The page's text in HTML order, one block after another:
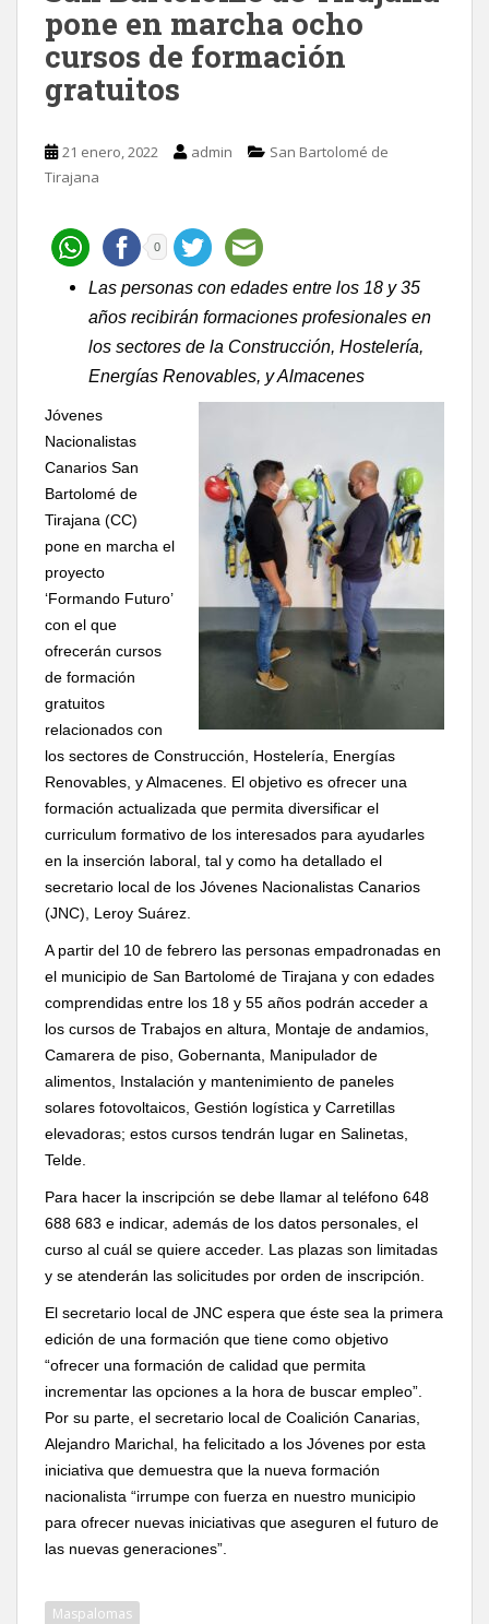
pone en marcha ocho
cursos de formación
gratuitos
21 enero, 2022 admin
San Bartolomé de
Tirajana
0
Las personas con edades entre los 18 y 35
años recibirán formaciones profesionales en
los sectores de la Construcción, Hostelería,
Energías Renovables, y Almacenes
Jóvenes
Nacionalistas
Canarios San
Bartolomé de
Tirajana (CC)
pone en marcha el
proyecto
‘Formando Futuro’
con el que
ofrecerán cursos
de formación
gratuitos
relacionados con
los sectores de Construcción, Hostelería, Energías
Renovables, y Almacenes. El objetivo es ofrecer una
formación actualizada que permita diversificar el
curriculum formativo de los interesados para ayudarles
en la inserción laboral, tal y como ha detallado el
secretario local de los Jóvenes Nacionalistas Canarios
(JNC), Leroy Suárez.
A partir del 10 de febrero las personas empadronadas en
el municipio de San Bartolomé de Tirajana y con edades
comprendidas entre los 18 y 55 años podrán acceder a
los cursos de Trabajos en altura, Montaje de andamios,
Camarera de piso, Gobernanta, Manipulador de
alimentos, Instalación y mantenimiento de paneles
solares fotovoltaicos, Gestión logística y Carretillas
elevadoras; estos cursos tendrán lugar en Salinetas,
Telde.
Para hacer la inscripción se debe llamar al teléfono 648
688 683 e indicar, además de los datos personales, el
curso al cuál se quiere acceder. Las plazas son limitadas
y se atenderán las solicitudes por orden de inscripción.
El secretario local de JNC espera que éste sea la primera
edición de una formación que tiene como objetivo
“ofrecer una formación de calidad que permita
incrementar las opciones a la hora de buscar empleo”.
Por su parte, el secretario local de Coalición Canarias,
Alejandro Marichal, ha felicitado a los Jóvenes por esta
iniciativa que demuestra que la nueva formación
nacionalista “irrumpe con fuerza en nuestro municipio
para ofrecer nuevas iniciativas que aseguren el futuro de
las nuevas generaciones”.
Maspalomas